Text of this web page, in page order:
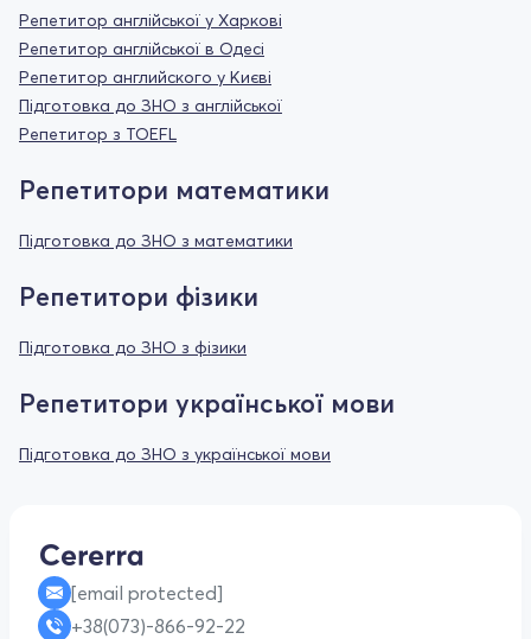
Репетитор англійської у Харкові
Репетитор англійської в Одесі
Репетитор английского у Києві
Підготовка до ЗНО з англійської
Репетитор з TOEFL
Репетитори математики
Підготовка до ЗНО з математики
Репетитори фізики
Підготовка до ЗНО з фізики
Репетитори української мови
Підготовка до ЗНО з української мови
[email protected]
+38(073)-866-92-22